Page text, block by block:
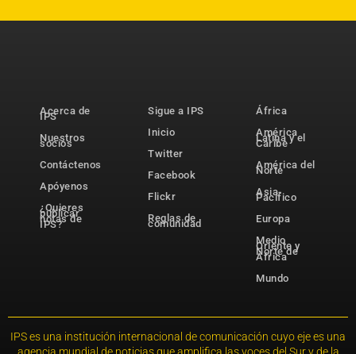
Acerca de
IPS
Nuestros
socios
Contáctenos
Apóyenos
¿Quieres
publicar
notas de
IPS?
Sigue a IPS
Inicio
Twitter
Facebook
Flickr
Reglas de
comunidad
África
América
Latina y el
Caribe
América del
Norte
Asia-
Pacífico
Europa
Medio
Oriente y
Norte de
África
Mundo
IPS es una institución internacional de comunicación cuyo eje es una